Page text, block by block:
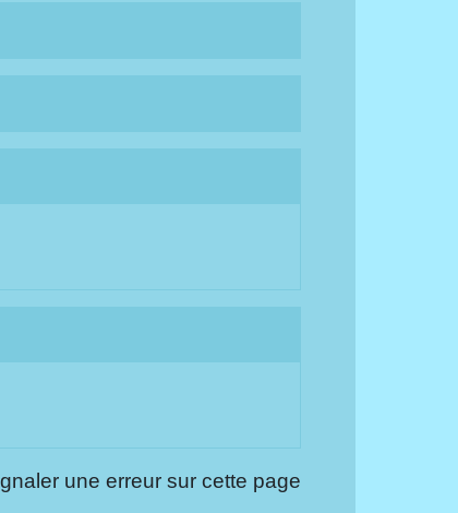
une erreur sur cette page